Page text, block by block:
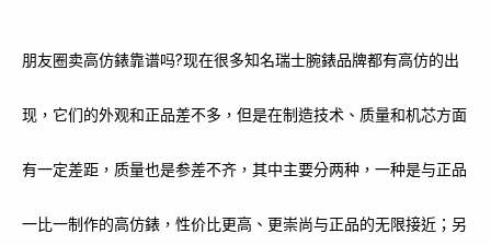
朋友圈卖高仿錶靠谱吗?现在很多知名瑞士腕錶品牌都有高仿的出
现，它们的外观和正品差不多，但是在制造技术、质量和机芯方面
有一定差距，质量也是参差不齐，其中主要分两种，一种是与正品
一比一制作的高仿錶，性价比更高、更崇尚与正品的无限接近；另